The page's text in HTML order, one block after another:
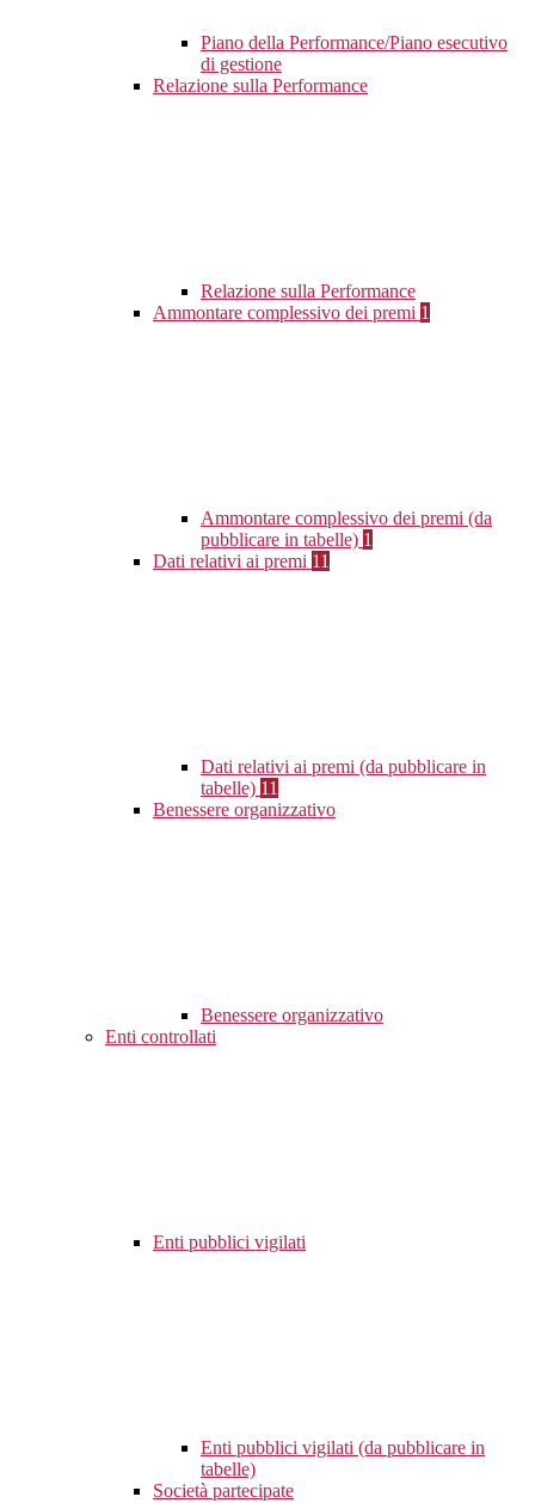
Piano della Performance/Piano esecutivo
di gestione
Relazione sulla Performance
Relazione sulla Performance
Ammontare complessivo dei premi 1
Ammontare complessivo dei premi (da
pubblicare in tabelle) 1
Dati relativi ai premi 11
Dati relativi ai premi (da pubblicare in
tabelle) 11
Benessere organizzativo
Benessere organizzativo
Enti controllati
Enti pubblici vigilati
Enti pubblici vigilati (da pubblicare in
tabelle)
Società partecipate